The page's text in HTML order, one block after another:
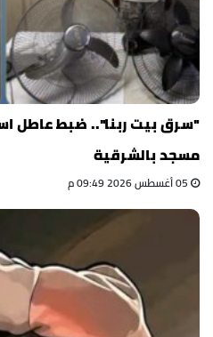
"سرق بيت ربنا".. ضبط عاطل
مسجد بالشرقية